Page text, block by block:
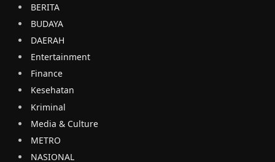
BERITA
BUDAYA
DAERAH
Entertainment
Finance
Kesehatan
Kriminal
Media & Culture
METRO
NASIONAL